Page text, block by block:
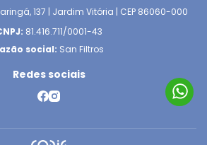
137 | Jardim Vitória | CEP 86060-000
81.416.711/0001-43
social: San Filtros
Redes sociais